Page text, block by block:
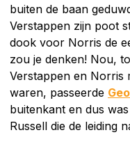
buiten de baan
Verstappen zijn poot
dook voor Norris de
zou je denken! Nou,
Verstappen en Norris
waren, passeerde
buitenkant en dus
Russell die de leiding